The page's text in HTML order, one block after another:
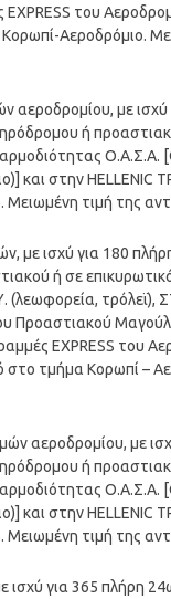
του
Αεροδρόμιο.
αεροδρομίου, με
ή
Ο.Α.Σ.Α.
και στην HELLENIC
τιμή της
με ισχύ για 180
ή σε
τρόλεϊ),
Προαστιακού
EXPRESS του
τμήμα Κορωπί –
αεροδρομίου, με
ή
Ο.Α.Σ.Α.
και στην HELLENIC
τιμή της
ισχύ για 365 πλήρη